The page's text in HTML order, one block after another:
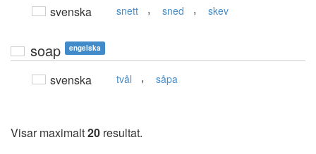
svenska snett , sned , skev
soap engelska
svenska tvål , såpa
Visar maximalt20 resultat.